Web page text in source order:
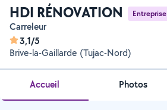
HDI RÉNOVATION Entreprise
Carreleur
3,1/5
Brive-la-Gaillarde (Tujac-Nord)
Accueil Photos